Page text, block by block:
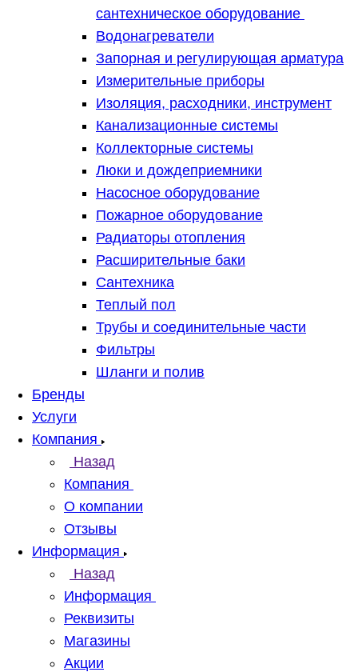
сантехническое оборудование
Водонагреватели
Запорная и регулирующая арматура
Измерительные приборы
Изоляция, расходники, инструмент
Канализационные системы
Коллекторные системы
Люки и дождеприемники
Насосное оборудование
Пожарное оборудование
Радиаторы отопления
Расширительные баки
Сантехника
Теплый пол
Трубы и соединительные части
Фильтры
Шланги и полив
Бренды
Услуги
Компания
Назад
Компания
О компании
Отзывы
Информация
Назад
Информация
Реквизиты
Магазины
Акции